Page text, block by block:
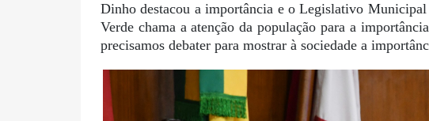
Dinho destacou a importância e o Legislativo Municipal
Verde chama a atenção da população para a
precisamos debater para mostrar à sociedade a